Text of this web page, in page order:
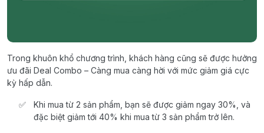
Trong khuôn khổ chương trình, khách hàng cũng sẽ được hưởng
ưu đãi Deal Combo – Càng mua càng hời với mức giảm giá cực
kỳ hấp dẫn.
Khi mua từ 2 sản phẩm, bạn sẽ được giảm ngay 30%, và
đặc biệt giảm tới 40% khi mua từ 3 sản phẩm trở lên.